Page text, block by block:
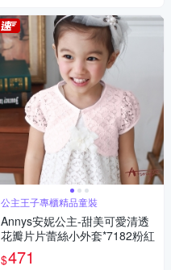
公主王子專櫃精品童裝
Annys安妮公主-甜美可愛清透
花瓣片片蕾絲小外套*7182粉紅
$471